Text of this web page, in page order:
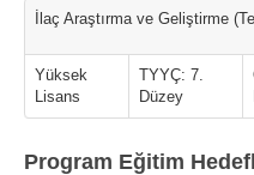
İlaç Araştırma ve Geliştirme
Yüksek
Lisans
TYYÇ: 7.
Düzey
Program Eğitim